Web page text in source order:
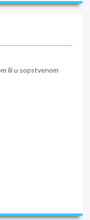
ili u sopstvenom